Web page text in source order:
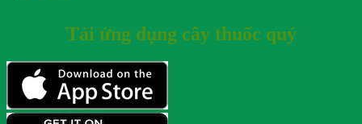
Tải ứng dụng cây thuốc quý